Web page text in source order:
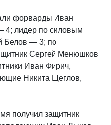
форварды Иван
4; лидер по силовым
Белов — 3; по
Сергей Менюшков
Иван Фирич,
Никита Щеглов,
получил защитник